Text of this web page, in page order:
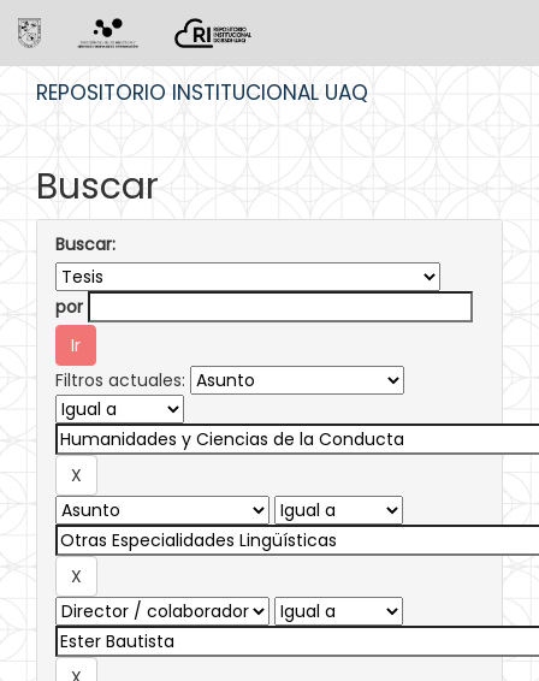
REPOSITORIO INSTITUCIONAL UAQ
Buscar
Buscar:
por
Filtros actuales: